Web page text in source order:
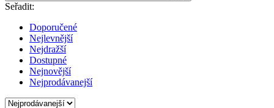
Seřadit:
Doporučené
Nejlevnější
Nejdražší
Dostupné
Nejnovější
Nejprodávanejší